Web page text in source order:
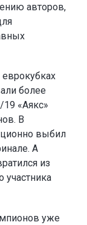
авторов,
еврокубках
более
«Аякс»
В
выбил
А
из
участника
уже